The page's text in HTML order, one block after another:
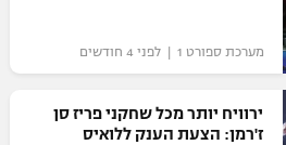
מערכת ספורט 1 | לפני 4 חודשים
ירוויח יותר מכל שחקני פריז סן
ז'רמן: הצעת הענק ללואיס